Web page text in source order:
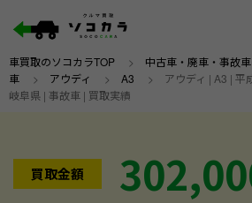
車買取のソコカラTOP > 中古車・廃車・事故
車 > アウディ > A3 > アウディ | A3 |
岐阜県 | 事故車 | 買取実績
買取金額